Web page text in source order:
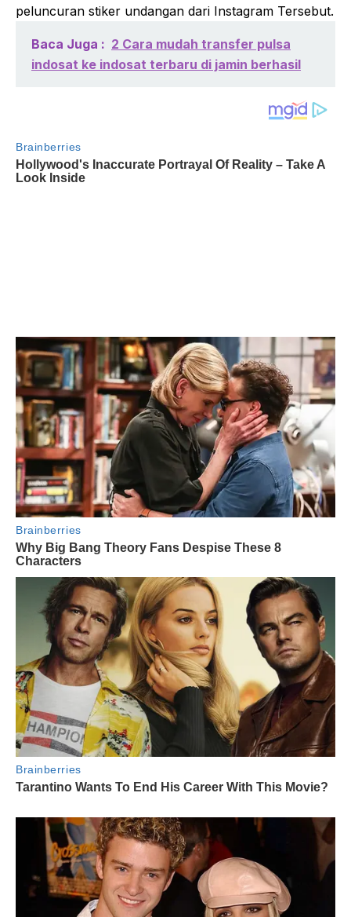
peluncuran stiker undangan dari Instagram Tersebut.
Baca Juga : 2 Cara mudah transfer pulsa
indosat ke indosat terbaru di jamin berhasil